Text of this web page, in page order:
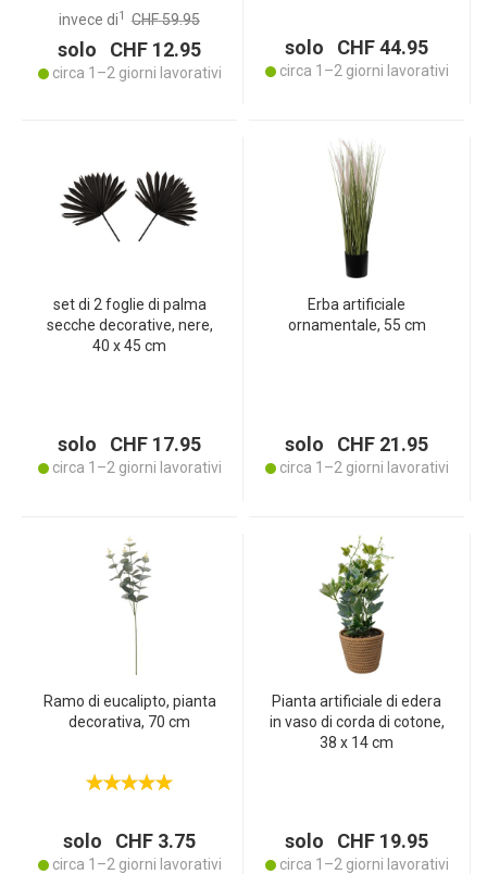
81 foglie per una
elegante
invece di1 CHF 59.95
solo CHF 12.95
circa 1–2 giorni lavorativi
solo CHF 44.95
circa 1–2 giorni lavorativi
set di 2 foglie di palma
secche decorative, nere,
40 x 45 cm
solo CHF 17.95
circa 1–2 giorni lavorativi
Erba artificiale
ornamentale, 55 cm
solo CHF 21.95
circa 1–2 giorni lavorativi
Ramo di eucalipto, pianta
decorativa, 70 cm
solo CHF 3.75
circa 1–2 giorni lavorativi
Pianta artificiale di edera
in vaso di corda di cotone,
38 x 14 cm
solo CHF 19.95
circa 1–2 giorni lavorativi